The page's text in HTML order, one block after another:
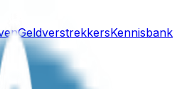
GeldverstrekkersKennisbank